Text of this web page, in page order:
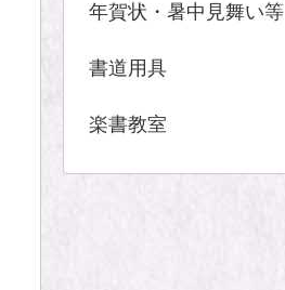
年賀状・暑中見舞い等
書道用具
楽書教室